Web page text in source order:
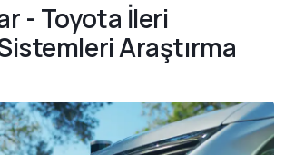
- Toyota İleri
Araştırma